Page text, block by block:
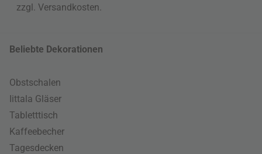
zzgl. Versandkosten
Beliebte Dekorationen
Obstschalen
Iittala Gläser
Tabletttisch
Kaffeebecher
Tagesdecken